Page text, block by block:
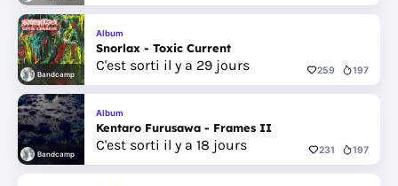
Bandcamp
Album
Snorlax - Toxic Current
C'est sorti il y a 29 jours 259 197
Bandcamp
Album
Kentaro Furusawa - Frames II
C'est sorti il y a 18 jours 231 197